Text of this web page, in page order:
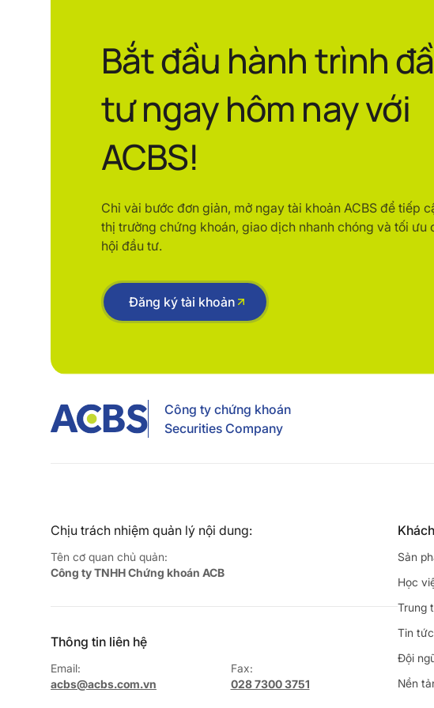
Bắt đầu hành trình
tư ngay hôm nay với
ACBS!
Chỉ vài bước đơn giản, mở ngay tài khoản ACBS để tiếp
thị trường chứng khoán, giao dịch nhanh chóng và tối ưu
hội đầu tư.
Đăng ký tài khoản
Công ty chứng khoán
Securities Company
Chịu trách nhiệm quản lý nội dung:
Tên cơ quan chủ quản:
Công ty TNHH Chứng khoán ACB
Thông tin liên hệ
Email:
acbs@acbs.com.vn
Fax:
028 7300 3751
Sản
Học
Trung
Tin
Đội
Nền